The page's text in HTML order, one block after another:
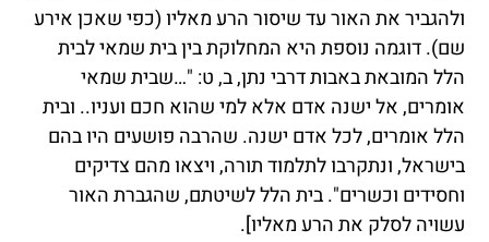
ולהגביר את האור עד שיסור הרע מאליו (כפי שאכן אירע
שם). דוגמה נוספת היא המחלוקת בין בית שמאי לבית
הלל המובאת באבות דרבי נתן, ב, ט: "…שבית שמאי
אומרים, אל ישנה אדם אלא למי שהוא חכם ועניו.. ובית
הלל אומרים, לכל אדם ישנה. שהרבה פושעים היו בהם
בישראל, ונתקרבו לתלמוד תורה, ויצאו מהם צדיקים
וחסידים וכשרים". בית הלל לשיטתם, שהגברת האור
עשויה לסלק את הרע מאליו].